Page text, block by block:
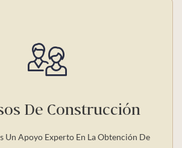
De Construcción
Un Apoyo Experto En La Obtención De